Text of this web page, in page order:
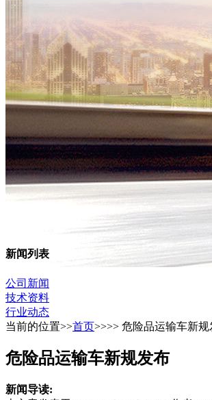
新闻列表
公司新闻
技术资料
行业动态
当前的位置>>首页>>>> 危险品运输车新规
危险品运输车新规发布
新闻导读: